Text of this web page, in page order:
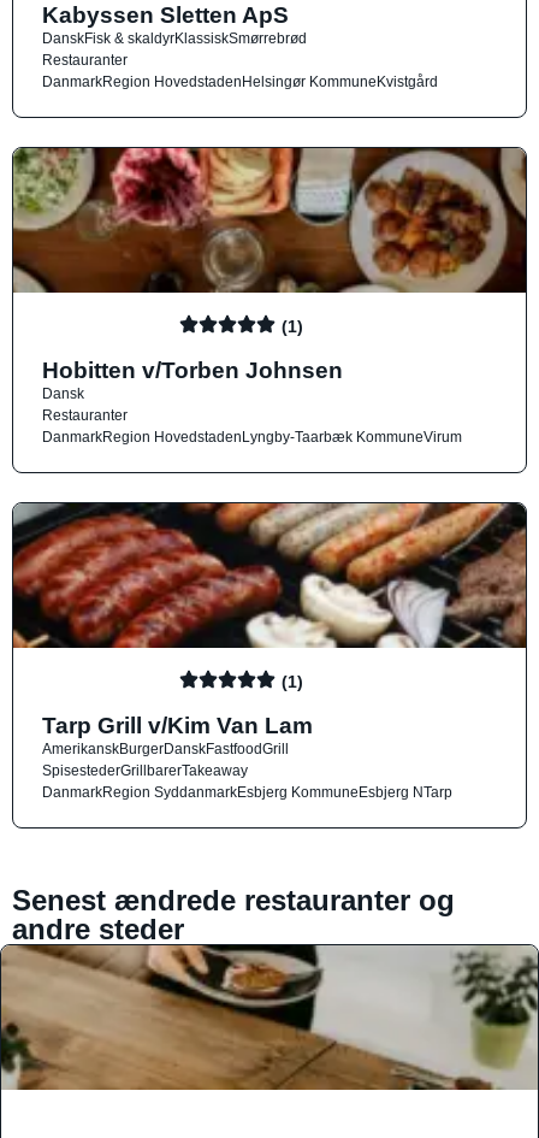
Kabyssen Sletten ApS
DanskFisk & skaldyrKlassiskSmørrebrød
Restauranter
DanmarkRegion HovedstadenHelsingør KommuneKvistgård
(1)
Hobitten v/Torben Johnsen
Dansk
Restauranter
DanmarkRegion HovedstadenLyngby-Taarbæk KommuneVirum
(1)
Tarp Grill v/Kim Van Lam
AmerikanskBurgerDanskFastfoodGrill
SpisestederGrillbarerTakeaway
DanmarkRegion SyddanmarkEsbjerg KommuneEsbjerg NTarp
Senest ændrede restauranter og
andre steder